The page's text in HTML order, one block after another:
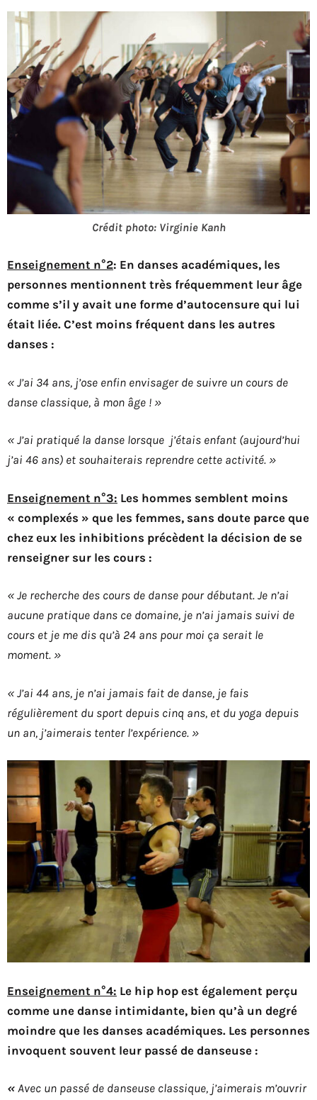
Crédit photo: Virginie Kanh
Enseignement n°2: En danses académiques, les
personnes mentionnent très fréquemment leur âge
comme s’il y avait une forme d’autocensure qui lui
était liée. C’est moins fréquent dans les autres
danses :
« J’ai 34 ans, j’ose enfin envisager de suivre un cours de
danse classique, à mon âge ! »
« J’ai pratiqué la danse lorsque j’étais enfant (aujourd’hui
j’ai 46 ans) et souhaiterais reprendre cette activité. »
Enseignement n°3: Les hommes semblent moins
« complexés » que les femmes, sans doute parce que
chez eux les inhibitions précèdent la décision de se
renseigner sur les cours :
« Je recherche des cours de danse pour débutant. Je n’ai
aucune pratique dans ce domaine, je n’ai jamais suivi de
cours et je me dis qu’à 24 ans pour moi ça serait le
moment. »
« J’ai 44 ans, je n’ai jamais fait de danse, je fais
régulièrement du sport depuis cinq ans, et du yoga depuis
un an, j’aimerais tenter l’expérience. »
Enseignement n°4: Le hip hop est également perçu
comme une danse intimidante, bien qu’à un degré
moindre que les danses académiques. Les personnes
invoquent souvent leur passé de danseuse :
« Avec un passé de danseuse classique, j’aimerais m’ouvrir